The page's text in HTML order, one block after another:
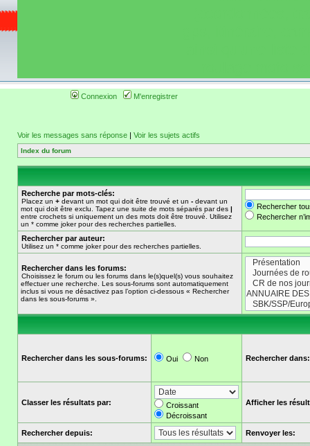
Connexion M'enregistrer
Voir les messages sans réponse | Voir les sujets actifs
Index du forum
Recherche par mots-clés:
Placez un + devant un mot qui doit être trouvé et un - devant un
mot qui doit être exclu. Tapez une suite de mots séparés par des |
entre crochets si uniquement un des mots doit être trouvé. Utilisez
un * comme joker pour des recherches partielles.
Rechercher
Rechercher
Rechercher par auteur:
Utilisez un * comme joker pour des recherches partielles.
Rechercher dans les forums:
Choisissez le forum ou les forums dans le(s)quel(s) vous souhaitez
effectuer une recherche. Les sous-forums sont automatiquement
inclus si vous ne désactivez pas l’option ci-dessous « Rechercher
dans les sous-forums ».
Rechercher dans les sous-forums: Oui Non Rechercher dans:
Classer les résultats par:
Croissant
Décroissant
Afficher les
Rechercher depuis: Renvoyer les: